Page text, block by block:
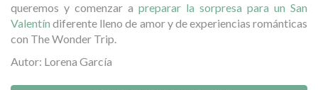
queremos y comenzar a preparar la sorpresa para un San
Valentín diferente lleno de amor y de experiencias románticas
con The Wonder Trip.
Autor: Lorena García